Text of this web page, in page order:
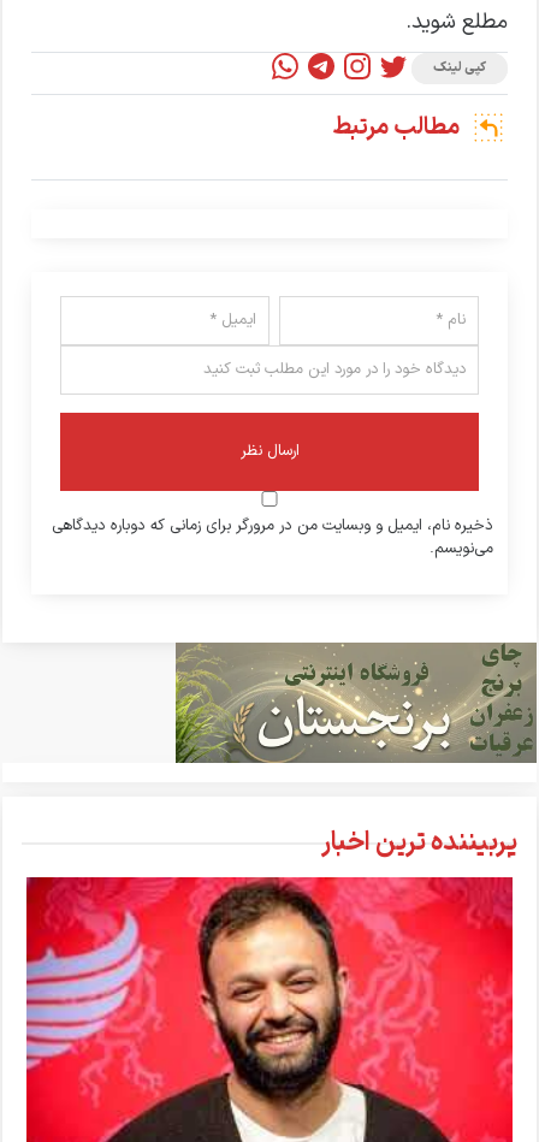
مطلع شوید.
کپی لینک
مطالب مرتبط
ذخیره نام، ایمیل و وبسایت من در مرورگر برای زمانی که دوباره دیدگاهی
می‌نویسم.
پربیننده ترین اخبار